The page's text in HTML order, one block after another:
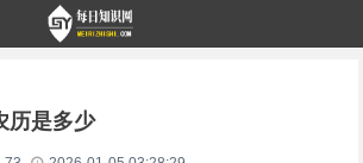
历是多少